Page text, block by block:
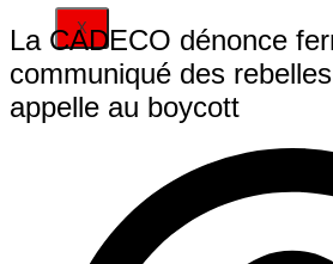
X
La CADECO dénonce
communiqué des
appelle au boycott